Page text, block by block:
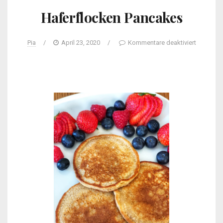
Haferflocken Pancakes
Pia / April 23, 2020 / Kommentare deaktiviert